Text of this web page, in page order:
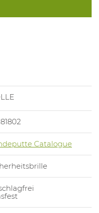
Catalogue